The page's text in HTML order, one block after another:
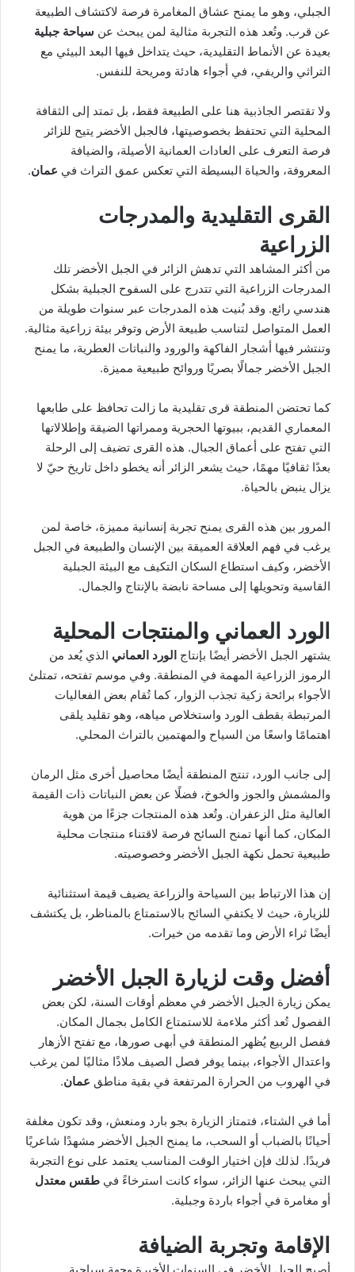
الجبلي، وهو ما يمنح عشاق المغامرة فرصة لاكتشاف الطبيعة
عن قرب. وتُعد هذه التجربة مثالية لمن يبحث عن سياحة جبلية
بعيدة عن الأنماط التقليدية، حيث يتداخل فيها البعد البيئي مع
التراثي والريفي، في أجواء هادئة ومريحة للنفس.
ولا تقتصر الجاذبية هنا على الطبيعة فقط، بل تمتد إلى الثقافة
المحلية التي تحتفظ بخصوصيتها، فالجبل الأخضر يتيح للزائر
فرصة التعرف على العادات العمانية الأصيلة، والضيافة
المعروفة، والحياة البسيطة التي تعكس عمق التراث في عمان.
القرى التقليدية والمدرجات
الزراعية
من أكثر المشاهد التي تدهش الزائر في الجبل الأخضر تلك
المدرجات الزراعية التي تتدرج على السفوح الجبلية بشكل
هندسي رائع. وقد بُنيت هذه المدرجات عبر سنوات طويلة من
العمل المتواصل لتناسب طبيعة الأرض وتوفر بيئة زراعية مثالية.
وتنتشر فيها أشجار الفاكهة والورود والنباتات العطرية، ما يمنح
الجبل الأخضر جمالًا بصريًا وروائح طبيعية مميزة.
كما تحتضن المنطقة قرى تقليدية ما زالت تحافظ على طابعها
المعماري القديم، ببيوتها الحجرية وممراتها الضيقة وإطلالاتها
التي تفتح على أعماق الجبال. هذه القرى تضيف إلى الرحلة
بعدًا ثقافيًا مهمًا، حيث يشعر الزائر أنه يخطو داخل تاريخ حيّ لا
يزال ينبض بالحياة.
المرور بين هذه القرى يمنح تجربة إنسانية مميزة، خاصة لمن
يرغب في فهم العلاقة العميقة بين الإنسان والطبيعة في الجبل
الأخضر، وكيف استطاع السكان التكيف مع البيئة الجبلية
القاسية وتحويلها إلى مساحة نابضة بالإنتاج والجمال.
الورد العماني والمنتجات المحلية
يشتهر الجبل الأخضر أيضًا بإنتاج الورد العماني الذي يُعد من
الرموز الزراعية المهمة في المنطقة. وفي موسم تفتحه، تمتلئ
الأجواء برائحة زكية تجذب الزوار، كما تُقام بعض الفعاليات
المرتبطة بقطف الورد واستخلاص مياهه، وهو تقليد يلقى
اهتمامًا واسعًا من السياح والمهتمين بالتراث المحلي.
إلى جانب الورد، تنتج المنطقة أيضًا محاصيل أخرى مثل الرمان
والمشمش والجوز والخوخ، فضلًا عن بعض النباتات ذات القيمة
العالية مثل الزعفران. وتُعد هذه المنتجات جزءًا من هوية
المكان، كما أنها تمنح السائح فرصة لاقتناء منتجات محلية
طبيعية تحمل نكهة الجبل الأخضر وخصوصيته.
إن هذا الارتباط بين السياحة والزراعة يضيف قيمة استثنائية
للزيارة، حيث لا يكتفي السائح بالاستمتاع بالمناظر، بل يكتشف
أيضًا ثراء الأرض وما تقدمه من خيرات.
أفضل وقت لزيارة الجبل الأخضر
يمكن زيارة الجبل الأخضر في معظم أوقات السنة، لكن بعض
الفصول تُعد أكثر ملاءمة للاستمتاع الكامل بجمال المكان.
ففصل الربيع يُظهر المنطقة في أبهى صورها، مع تفتح الأزهار
واعتدال الأجواء، بينما يوفر فصل الصيف ملاذًا مثاليًا لمن يرغب
في الهروب من الحرارة المرتفعة في بقية مناطق عمان.
أما في الشتاء، فتمتاز الزيارة بجو بارد ومنعش، وقد تكون مغلفة
أحيانًا بالضباب أو السحب، ما يمنح الجبل الأخضر مشهدًا شاعريًا
فريدًا. لذلك فإن اختيار الوقت المناسب يعتمد على نوع التجربة
التي يبحث عنها الزائر، سواء كانت استرخاءً في طقس معتدل
أو مغامرة في أجواء باردة وجبلية.
الإقامة وتجربة الضيافة